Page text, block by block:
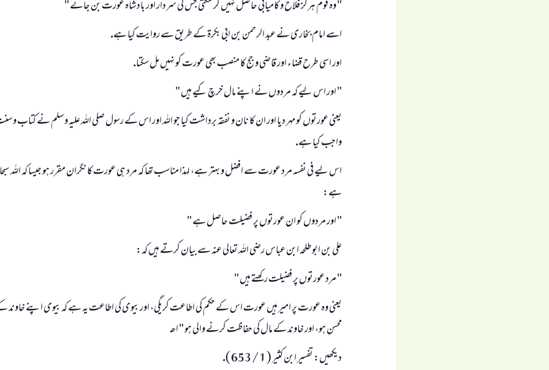
" وہ قوم ہرگز فلاح و كاميابى حاصل نہيں كر سكتى جس كى سردار اور بادشاہ عورت بن جائے "
اسے امام بخارى نے عبد الرحمن بن ابى بكرۃ كے طريق سے روايت كيا ہے.
اور اسى طرح قضاء اور قاضى و جج كا منصب بھى عورت كو نہيں مل سكتا.
" اور اس ليے كہ مردوں نے اپنے مال خرچ كيے ہيں "
يعنى عورتوں كو مہر ديا اور ان كا نان و نفقہ برداشت كيا جو اللہ اور اس كے رسول صلى اللہ عليہ وسلم نے كتاب
واجب كيا ہے.
اس ليے فى نفسہ مرد عورت سے افضل و بہتر ہے، لہذا مناسب تھا كہ مرد ہى عورت كا نگران مقرر ہو جيسا كہ اللہ
ہے:
" اور مردوں كو ان عورتوں پر فضيلت حاصل ہے "
على بن ابو طلحہ ابن عباس رضى اللہ تعالى عنہ سے بيان كرتے ہيں كہ:
" مرد عورتوں پر فضيلت ركھتے ہيں "
يعنى وہ عورت پر امير ہيں عورت اس كے حكم كى اطاعت كريگى، اور بيوى كى اطاعت يہ ہے كہ بيوى اپنے خاوند
محسن ہو، اور خاوند كے مال كى حفاظت كرنے والى ہو " اھـ
ديكھيں: تفسير ابن كثير ( 1 / 653 ).
ابھی تعاون کریں